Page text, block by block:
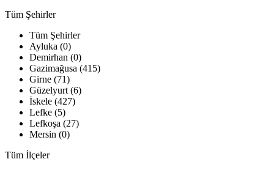
Tüm Şehirler
Tüm Şehirler
Ayluka (0)
Demirhan (0)
Gazimağusa (415)
Girne (71)
Güzelyurt (6)
İskele (427)
Lefke (5)
Lefkoşa (27)
Mersin (0)
Tüm İlçeler